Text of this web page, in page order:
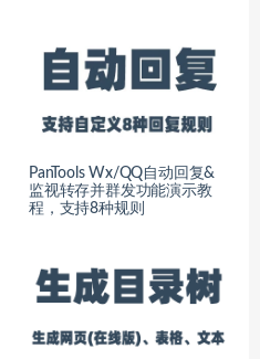
PanTools Wx/QQ自动回复&
监视转存并群发功能演示教
程，支持8种规则